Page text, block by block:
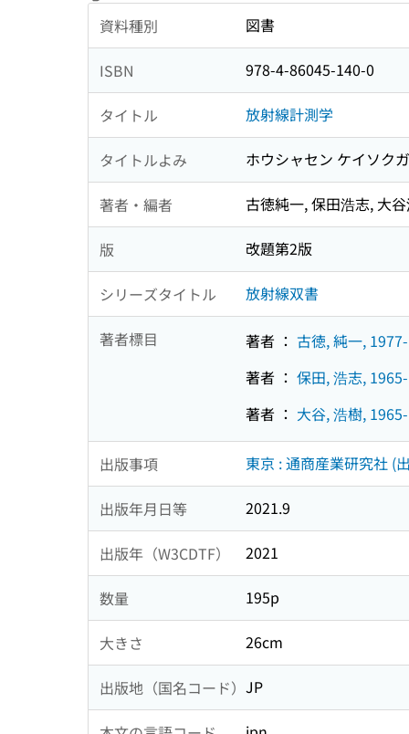
資料種別 図書
ISBN 978-4-86045-140-0
タイトル 放射線計測学
タイトルよみ ホウシャセン ケイソク
著者・編者 古徳純一, 保田浩志, 大
版 改題第2版
シリーズタイトル 放射線双書
著者標目 著者 ： 古徳, 純一, 1977-
著者 ： 保田, 浩志, 1965-
著者 ： 大谷, 浩樹, 1965-
出版事項 東京 : 通商産業研究社 (
出版年月日等 2021.9
出版年（W3CDTF） 2021
数量 195p
大きさ 26cm
出版地（国名コード） JP